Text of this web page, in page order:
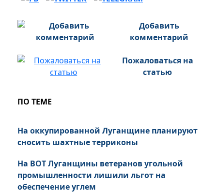
Добавить
комментарий
Пожаловаться на
статью
ПО ТЕМЕ
На оккупированной Луганщине планируют
сносить шахтные терриконы
На ВОТ Луганщины ветеранов угольной
промышленности лишили льгот на
обеспечение углем